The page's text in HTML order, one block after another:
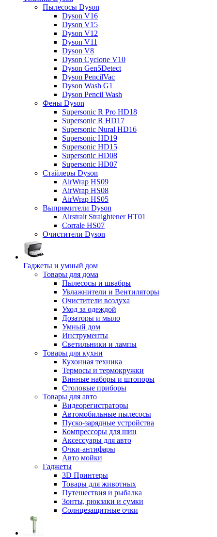
Пылесосы Dyson
Dyson V16
Dyson V15
Dyson V12
Dyson V11
Dyson V8
Dyson Cyclone V10
Dyson Gen5Detect
Dyson PencilVac
Dyson Wash G1
Dyson Pencil Wash
Фены Dyson
Supersonic R Pro HD18
Supersonic R HD17
Supersonic Nural HD16
Supersonic HD19
Supersonic HD15
Supersonic HD08
Supersonic HD07
Стайлеры Dyson
AirWrap HS09
AirWrap HS08
AirWrap HS05
Выпрямители Dyson
Airstrait Straightener HT01
Corrale HS07
Очистители Dyson
Гаджеты и умный дом
Товары для дома
Пылесосы и швабры
Увлажнители и Вентиляторы
Очистители воздуха
Уход за одеждой
Дозаторы и мыло
Умный дом
Инструменты
Светильники и лампы
Товары для кухни
Кухонная техника
Термосы и термокружки
Винные наборы и штопоры
Столовые приборы
Товары для авто
Видеорегистраторы
Автомобильные пылесосы
Пуско-зарядные устройства
Компрессоры для шин
Аксессуары для авто
Очки-антифары
Авто мойки
Гаджеты
3D Принтеры
Товары для животных
Путешествия и рыбалка
Зонты, рюкзаки и сумки
Солнцезащитные очки